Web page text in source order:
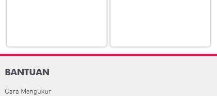
BANTUAN
Cara Mengukur